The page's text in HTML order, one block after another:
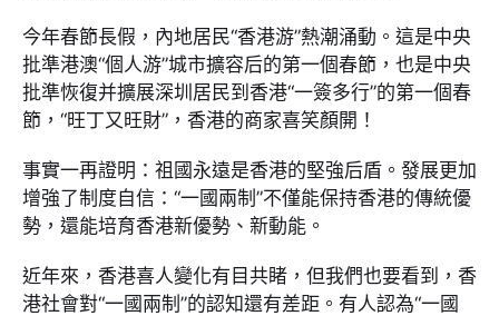
今年春節長假，內地居民“香港游”熱潮涌動。這是中央
批準港澳“個人游”城市擴容后的第一個春節，也是中央
批準恢復并擴展深圳居民到香港“一簽多行”的第一個春
節，“旺丁又旺財”，香港的商家喜笑顏開！
事實一再證明：祖國永遠是香港的堅強后盾。發展更加
增強了制度自信：“一國兩制”不僅能保持香港的傳統優
勢，還能培育香港新優勢、新動能。
近年來，香港喜人變化有目共睹，但我們也要看到，香
港社會對“一國兩制”的認知還有差距。有人認為“一國